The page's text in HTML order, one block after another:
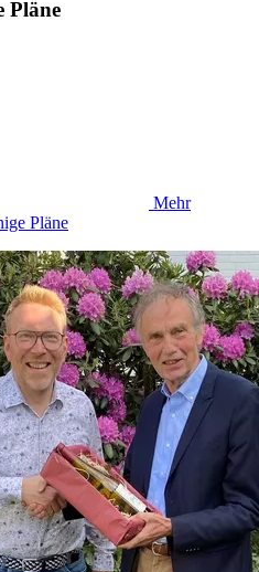
Pläne
Mehr
Pläne